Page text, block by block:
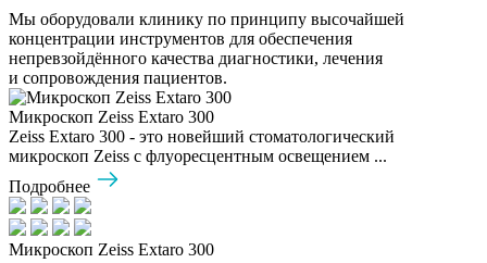
Мы оборудовали клинику по принципу высочайшей
концентрации инструментов для обеспечения
непревзойдённого качества диагностики, лечения
и сопровождения пациентов.
Микроскоп Zeiss Extaro 300
Zeiss Extaro 300 - это новейший стоматологический
микроскоп Zeiss с флуоресцентным освещением ...
Подробнее
Микроскоп Zeiss Extaro 300